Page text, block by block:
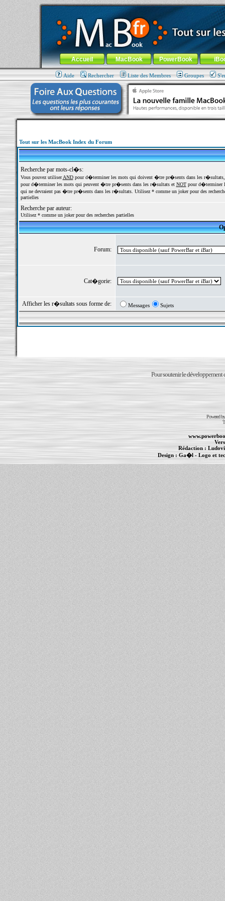
MacBook-fr.com : 100% Apple... 100% nomade !
Aller au contenu-Aller au menu général-Aller au menu de
Menu général
Accueil MacBook PowerBook
Aide Rechercher Liste des Membres Groupes
Tout sur les MacBook Index du Forum
Recherche par mots-cl�s:
Vous pouvez utiliserANDpour d�terminer les mots qui doivent �tre pr�sents dans les
pour d�terminer les mots qui peuvent �tre pr�sents dans les r�sultats et NOTpour d�terminer
qui ne devraient pas �tre pr�sents dans les r�sultats. Utilisez * comme un joker pour des
partielles
Recherche par auteur:
Utilisez * comme un joker pour des recherches partielles
Forum:
Cat�gorie:
Afficher les r�sultats sous forme de: Messages Sujets
Pour soutenir le développement
Powered
Rédaction :
Design : Ga�l- Logo et